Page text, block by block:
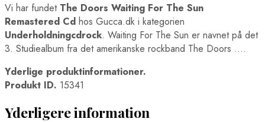
Vi har fundet The Doors Waiting For The Sun
Remastered Cd hos Gucca.dk i kategorien
Underholdningcdrock. Waiting For The Sun er navnet på det
3. Studiealbum fra det amerikanske rockband The Doors ….
Yderlige produktinformationer.
Produkt ID. 15341
Yderligere information